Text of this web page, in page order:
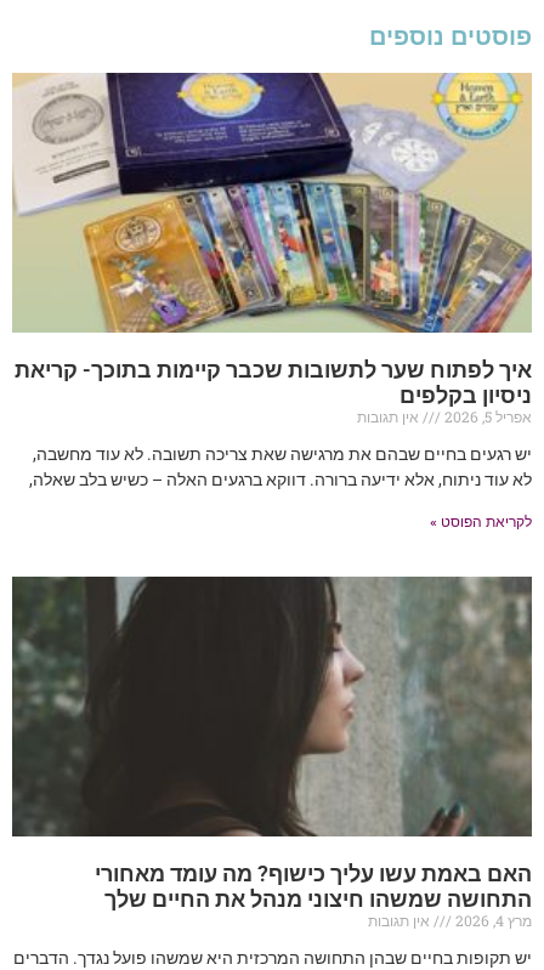
פוסטים נוספים
איך לפתוח שער לתשובות שכבר קיימות בתוכך- קריאת
ניסיון בקלפים
אפריל 5, 2026
אין תגובות
יש רגעים בחיים שבהם את מרגישה שאת צריכה תשובה. לא עוד מחשבה,
לא עוד ניתוח, אלא ידיעה ברורה. דווקא ברגעים האלה – כשיש בלב שאלה,
לקריאת הפוסט »
האם באמת עשו עליך כישוף? מה עומד מאחורי
התחושה שמשהו חיצוני מנהל את החיים שלך
מרץ 4, 2026
אין תגובות
יש תקופות בחיים שבהן התחושה המרכזית היא שמשהו פועל נגדך. הדברים